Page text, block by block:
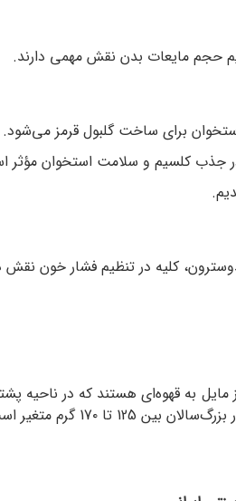
حجم مایعات بدن نقش مهمی دارند.
برای ساخت گلبول قرمز می‌شود.
جذب کلسیم و سلامت استخوان مؤثر
کلیه در تنظیم فشار خون نقش
مایل به قهوه‌ای هستند که در ناحیه‌
17٠ گرم متغیر است.